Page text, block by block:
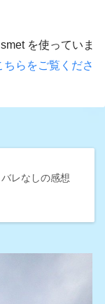
を使っていま
らをご覧くださ
レなしの感想